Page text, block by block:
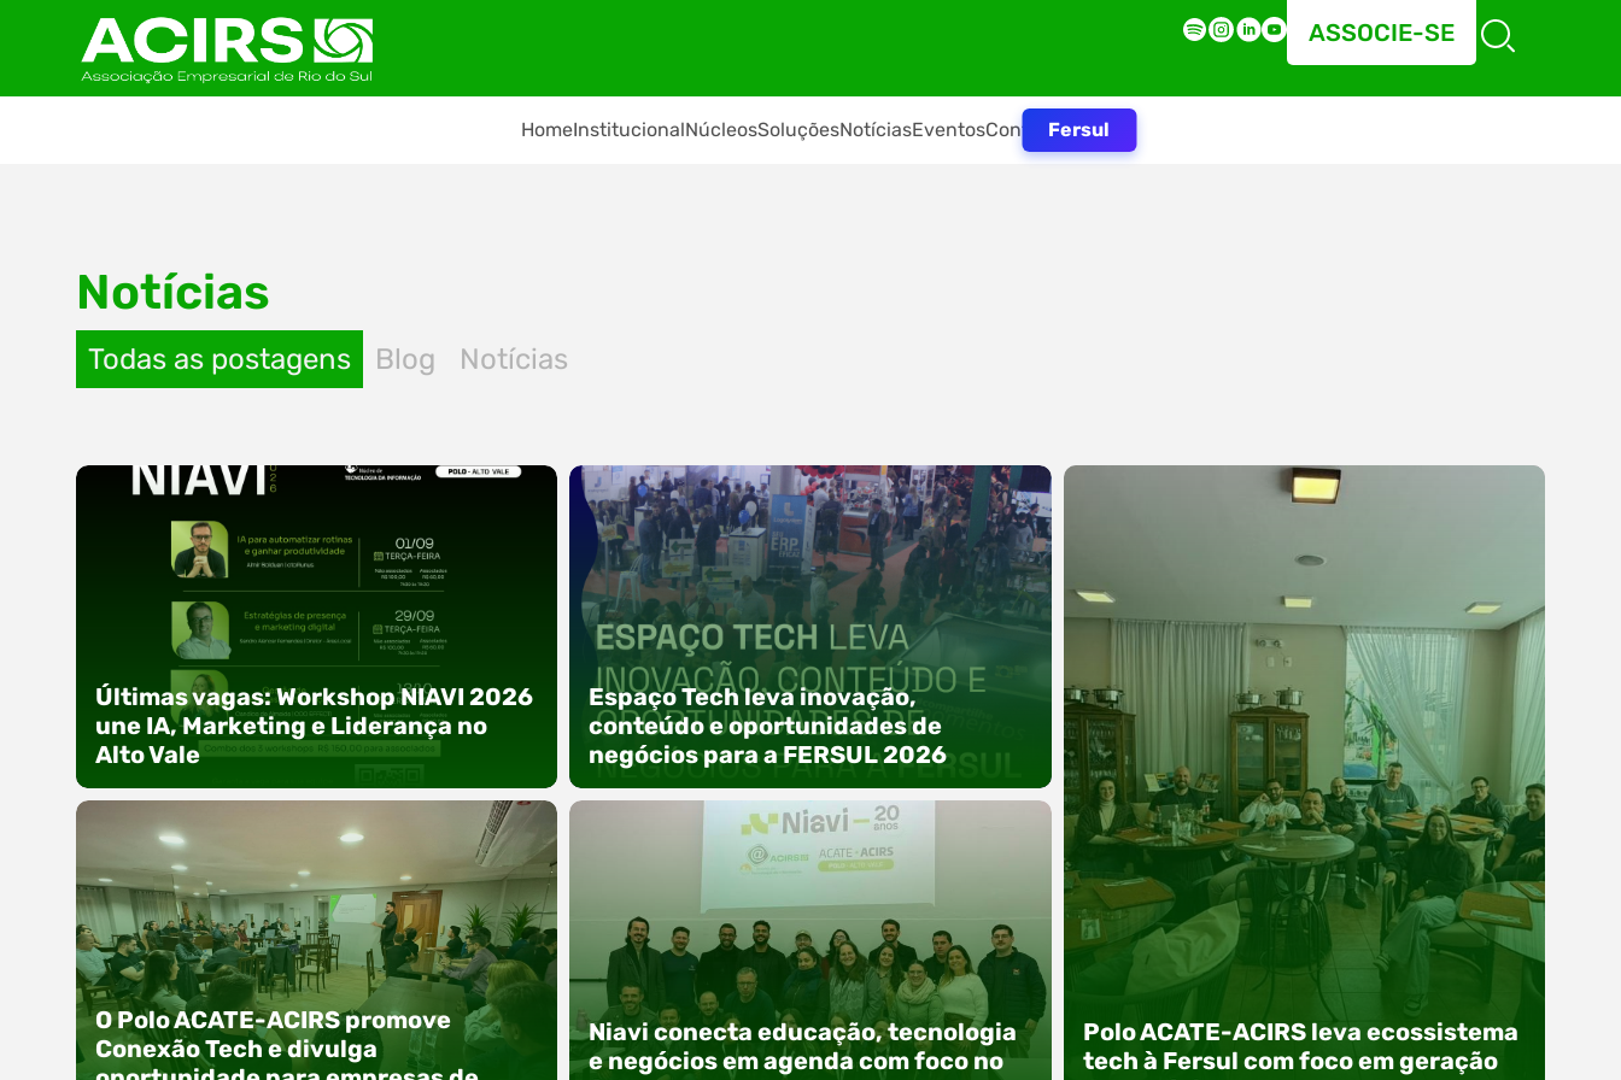
ASSOCIE-SE
HomeInstitucionalNúcleosSoluçõesNotíciasEventosContatoFersul
Notícias
Todas as postagens Blog Notícias
Últimas vagas: Workshop NIAVI 2026
une IA, Marketing e Liderança no
Alto Vale
Com o objetivo de impulsionar a produtividade,
a presença digital e a gestão nas empresas do
Alto Vale, o Núcleo de Tecnologia da Informação
(NIAVI), Polo ACATE-ACIRS, realiza a edição
Espaço Tech leva inovação,
conteúdo e oportunidades de
negócios para a FERSUL 2026
A 15ª FERSUL – Feira Multissetorial do Alto Vale
do Itajaí acontece nos dias 12, 13 e 14 de agosto
de 2026, no Centro de Eventos Hermann
Purnhagen, e contará com uma programação
O Polo ACATE-ACIRS promove
Conexão Tech e divulga
Niavi conecta educação, tecnologia
e negócios em agenda com foco no
Polo ACATE-ACIRS leva ecossistema
tech à Fersul com foco em geração